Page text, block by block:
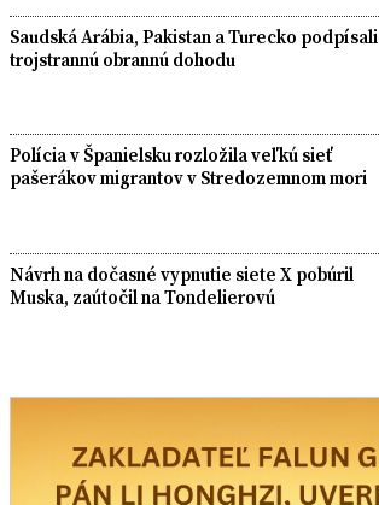
Saudská Arábia, Pakistan a Turecko podpísali
trojstrannú obrannú dohodu
Polícia v Španielsku rozložila veľkú sieť
pašerákov migrantov v Stredozemnom mori
Návrh na dočasné vypnutie siete X pobúril
Muska, zaútočil na Tondelierovú